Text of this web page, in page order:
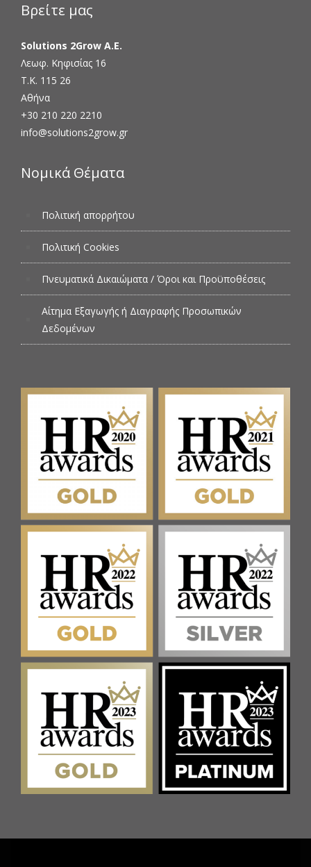
Βρείτε μας
Solutions 2Grow Α.Ε.
Λεωφ. Κηφισίας 16
Τ.Κ. 115 26
Αθήνα
+30 210 220 2210
info@solutions2grow.gr
Νομικά Θέματα
Πολιτική απορρήτου
Πολιτική Cookies
Πνευματικά Δικαιώματα / Όροι και Προϋποθέσεις
Αίτημα Εξαγωγής ή Διαγραφής Προσωπικών
Δεδομένων